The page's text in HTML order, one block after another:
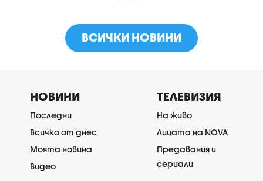
ВСИЧКИ НОВИНИ
НОВИНИ
Последни
Всичко от днес
Моята новина
Видео
ТЕЛЕВИЗИЯ
На живо
Лицата на NOVA
Предавания и
сериали